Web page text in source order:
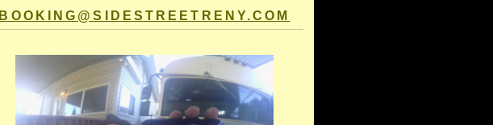
BOOKING@SIDESTREETRENY.COM